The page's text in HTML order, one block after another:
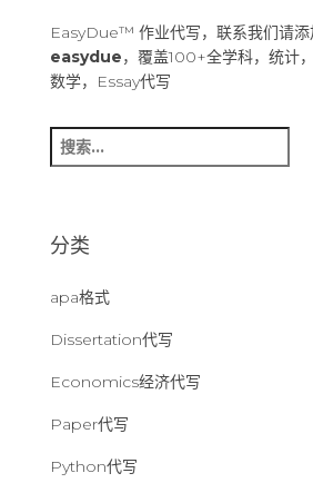
EasyDue™ 作业代写，联系我们请添
easydue，覆盖100+全学科，统计
数学，Essay代写
搜
索
分类
apa格式
Dissertation代写
Economics经济代写
Paper代写
Python代写